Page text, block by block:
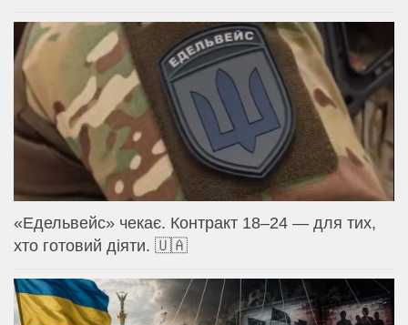
«Едельвейс» чекає. Контракт 18–24 — для тих,
хто готовий діяти. 🇺🇦